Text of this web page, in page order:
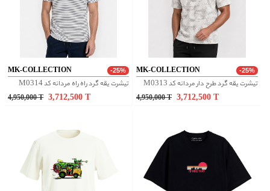
MK-COLLECTION -25%
تیشرت یقه گرد راه راه مردانه کد M0314
4,950,000 T 3,712,500
MK-COLLECTION -25%
تیشرت یقه گرد طرح دار مردانه کد M0313
4,950,000 T 3,712,500